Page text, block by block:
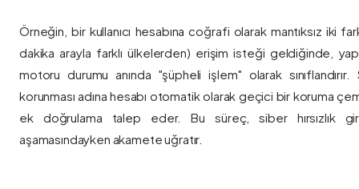
Örneğin, bir kullanıcı hesabına coğrafi olarak mantıksız iki
dakika arayla farklı ülkelerden) erişim isteği geldiğinde,
motoru durumu anında "şüpheli işlem" olarak sınıflandırır.
korunması adına hesabı otomatik olarak geçici bir koruma
ek doğrulama talep eder. Bu süreç, siber hırsızlık
aşamasındayken akamete uğratır.